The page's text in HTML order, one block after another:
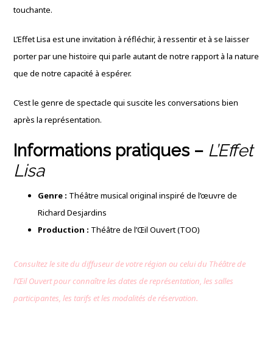
touchante.
L’Effet Lisa est une invitation à réfléchir, à ressentir et à se laisser
porter par une histoire qui parle autant de notre rapport à la nature
que de notre capacité à espérer.
C’est le genre de spectacle qui suscite les conversations bien
après la représentation.
Informations pratiques – L’Effet
Lisa
Genre : Théâtre musical original inspiré de l’œuvre de
Richard Desjardins
Production : Théâtre de l’Œil Ouvert (TOO)
Consultez le site du diffuseur de votre région ou celui du Théâtre de
l’Œil Ouvert pour connaître les dates de représentation, les salles
participantes, les tarifs et les modalités de réservation.